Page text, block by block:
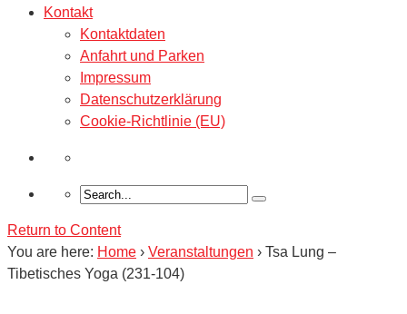
Kontakt
Kontaktdaten
Anfahrt und Parken
Impressum
Datenschutzerklärung
Cookie-Richtlinie (EU)
Return to Content
You are here: Home › Veranstaltungen › Tsa Lung –
Tibetisches Yoga (231-104)